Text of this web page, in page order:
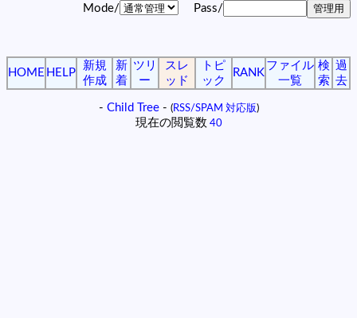
Mode/ Pass/
HOME HELP
新規
作成
新
着
ツリ
ー
スレ
ッド
トピ
ック
RANK
ファイル
一覧
検
索
過
去
- Child Tree- (RSS/SPAM 対応版)
現在の閲覧数 40